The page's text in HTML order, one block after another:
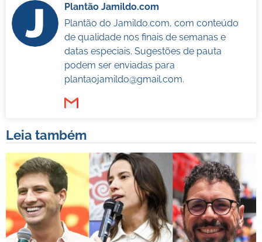
Plantão Jamildo.com
Plantão do Jamildo.com, com conteúdo
de qualidade nos finais de semanas e
datas especiais. Sugestões de pauta
podem ser enviadas para
plantaojamildo@gmail.com.
Leia também